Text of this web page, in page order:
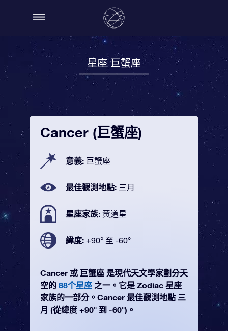
星座 巨蟹座
Cancer (巨蟹座)
意義: 巨蟹座
最佳觀測地點: 三月
星座家族: 黃道星
緯度: +90° 至 -60°
Cancer 或 巨蟹座 是現代天文學家劃分天
空的 88个星座 之一。它是 Zodiac 星座
家族的一部分。Cancer 最佳觀測地點 三
月 (從緯度 +90° 到 -60°)。